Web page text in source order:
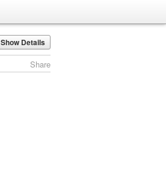
Show Details
Share